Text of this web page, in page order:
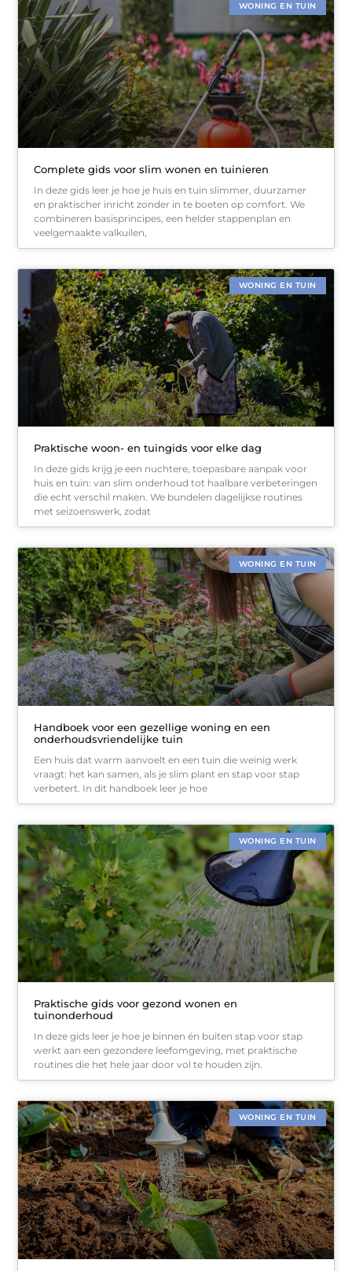
WONING EN TUIN
Complete gids voor slim wonen en tuinieren
In deze gids leer je hoe je huis en tuin slimmer, duurzamer
en praktischer inricht zonder in te boeten op comfort. We
combineren basisprincipes, een helder stappenplan en
veelgemaakte valkuilen,
WONING EN TUIN
Praktische woon- en tuingids voor elke dag
In deze gids krijg je een nuchtere, toepasbare aanpak voor
huis en tuin: van slim onderhoud tot haalbare verbeteringen
die echt verschil maken. We bundelen dagelijkse routines
met seizoenswerk, zodat
WONING EN TUIN
Handboek voor een gezellige woning en een
onderhoudsvriendelijke tuin
Een huis dat warm aanvoelt en een tuin die weinig werk
vraagt: het kan samen, als je slim plant en stap voor stap
verbetert. In dit handboek leer je hoe
WONING EN TUIN
Praktische gids voor gezond wonen en
tuinonderhoud
In deze gids leer je hoe je binnen én buiten stap voor stap
werkt aan een gezondere leefomgeving, met praktische
routines die het hele jaar door vol te houden zijn.
WONING EN TUIN